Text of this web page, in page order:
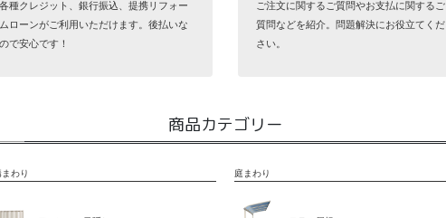
各種クレジット、銀行振込、提携リフォー
ムローンがご利用いただけます。後払いな
ので安心です！
ご注文に関するご質問やお支払に関するご
質問などを紹介。問題解決にお役立てくだ
さい。
商品カテゴリー
わり 庭まわり